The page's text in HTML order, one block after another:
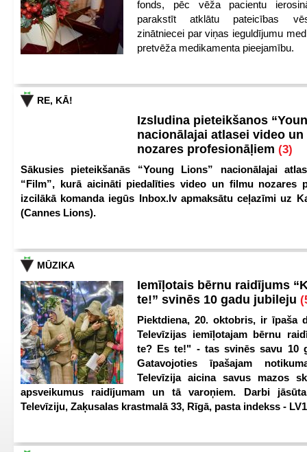
fonds, pēc vēža pacientu
parakstīt atklātu pateicības
zinātniecei par viņas ieguldījumu
pretvēža medikamenta pieejamību.
RE, KĀ!
Izsludina pieteikšanos
nacionālajai atlasei video
nozares profesionāļiem (3)
Sākusies pieteikšanās “Young Lions” nacionālajai
“Film”, kurā aicināti piedalīties video un filmu nozares
izcilākā komanda iegūs Inbox.lv apmaksātu ceļazīmi uz
(Cannes Lions).
MŪZIKA
Iemīļotais bērnu raidījums
te!” svinēs 10 gadu jubileju
Piektdiena, 20. oktobris, ir īpaša
Televīzijas iemīļotajam bērnu
te? Es te!" - tas svinēs savu 10
Gatavojoties īpašajam
Televīzija aicina savus mazos
apsveikumus raidījumam un tā varoņiem. Darbi
Televīziju, Zaķusalas krastmalā 33, Rīgā, pasta indekss -